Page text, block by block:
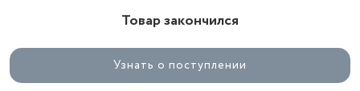
Товар закончился
Узнать о поступлении